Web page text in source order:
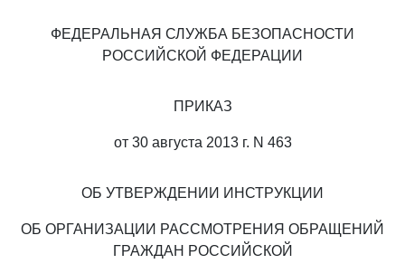
ФЕДЕРАЛЬНАЯ СЛУЖБА БЕЗОПАСНОСТИ
РОССИЙСКОЙ ФЕДЕРАЦИИ
ПРИКАЗ
от 30 августа 2013 г. N 463
ОБ УТВЕРЖДЕНИИ ИНСТРУКЦИИ
ОБ ОРГАНИЗАЦИИ РАССМОТРЕНИЯ ОБРАЩЕНИЙ
ГРАЖДАН РОССИЙСКОЙ